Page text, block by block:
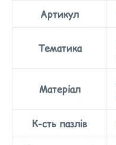
Артикул
Тематика
Матеріал
К-сть пазлів